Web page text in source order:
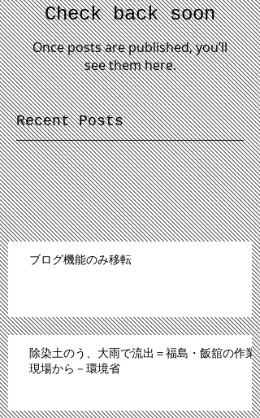
Check back soon
Once posts are published, you’ll
see them here.
Recent Posts
ブログ機能のみ移転
除染土のう、大雨で流出＝福島・飯舘の作業
現場から－環境省